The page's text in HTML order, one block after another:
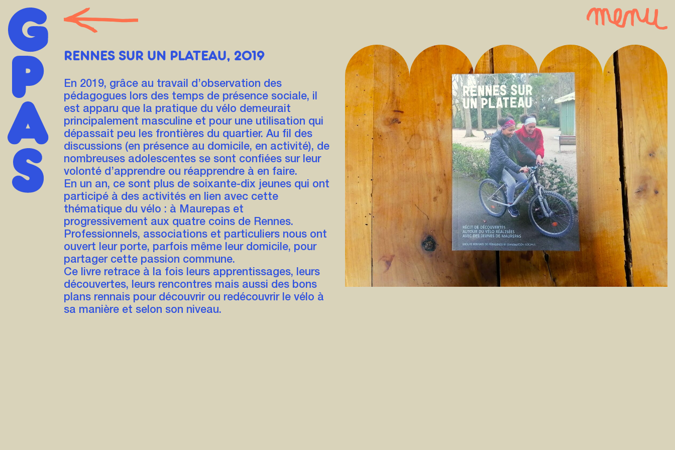
RENNES SUR UN PLATEAU, 2019
En 2019, grâce au travail d’observation des
pédagogues lors des temps de présence sociale, il
est apparu que la pratique du vélo demeurait
principalement masculine et pour une utilisation qui
dépassait peu les frontières du quartier. Au fil des
discussions (en présence au domicile, en activité), de
nombreuses adolescentes se sont confiées sur leur
volonté d’apprendre ou réapprendre à en faire.
En un an, ce sont plus de soixante-dix jeunes qui ont
participé à des activités en lien avec cette
thématique du vélo : à Maurepas et
progressivement aux quatre coins de Rennes.
Professionnels, associations et particuliers nous ont
ouvert leur porte, parfois même leur domicile, pour
partager cette passion commune.
Ce livre retrace à la fois leurs apprentissages, leurs
découvertes, leurs rencontres mais aussi des bons
plans rennais pour découvrir ou redécouvrir le vélo à
sa manière et selon son niveau.